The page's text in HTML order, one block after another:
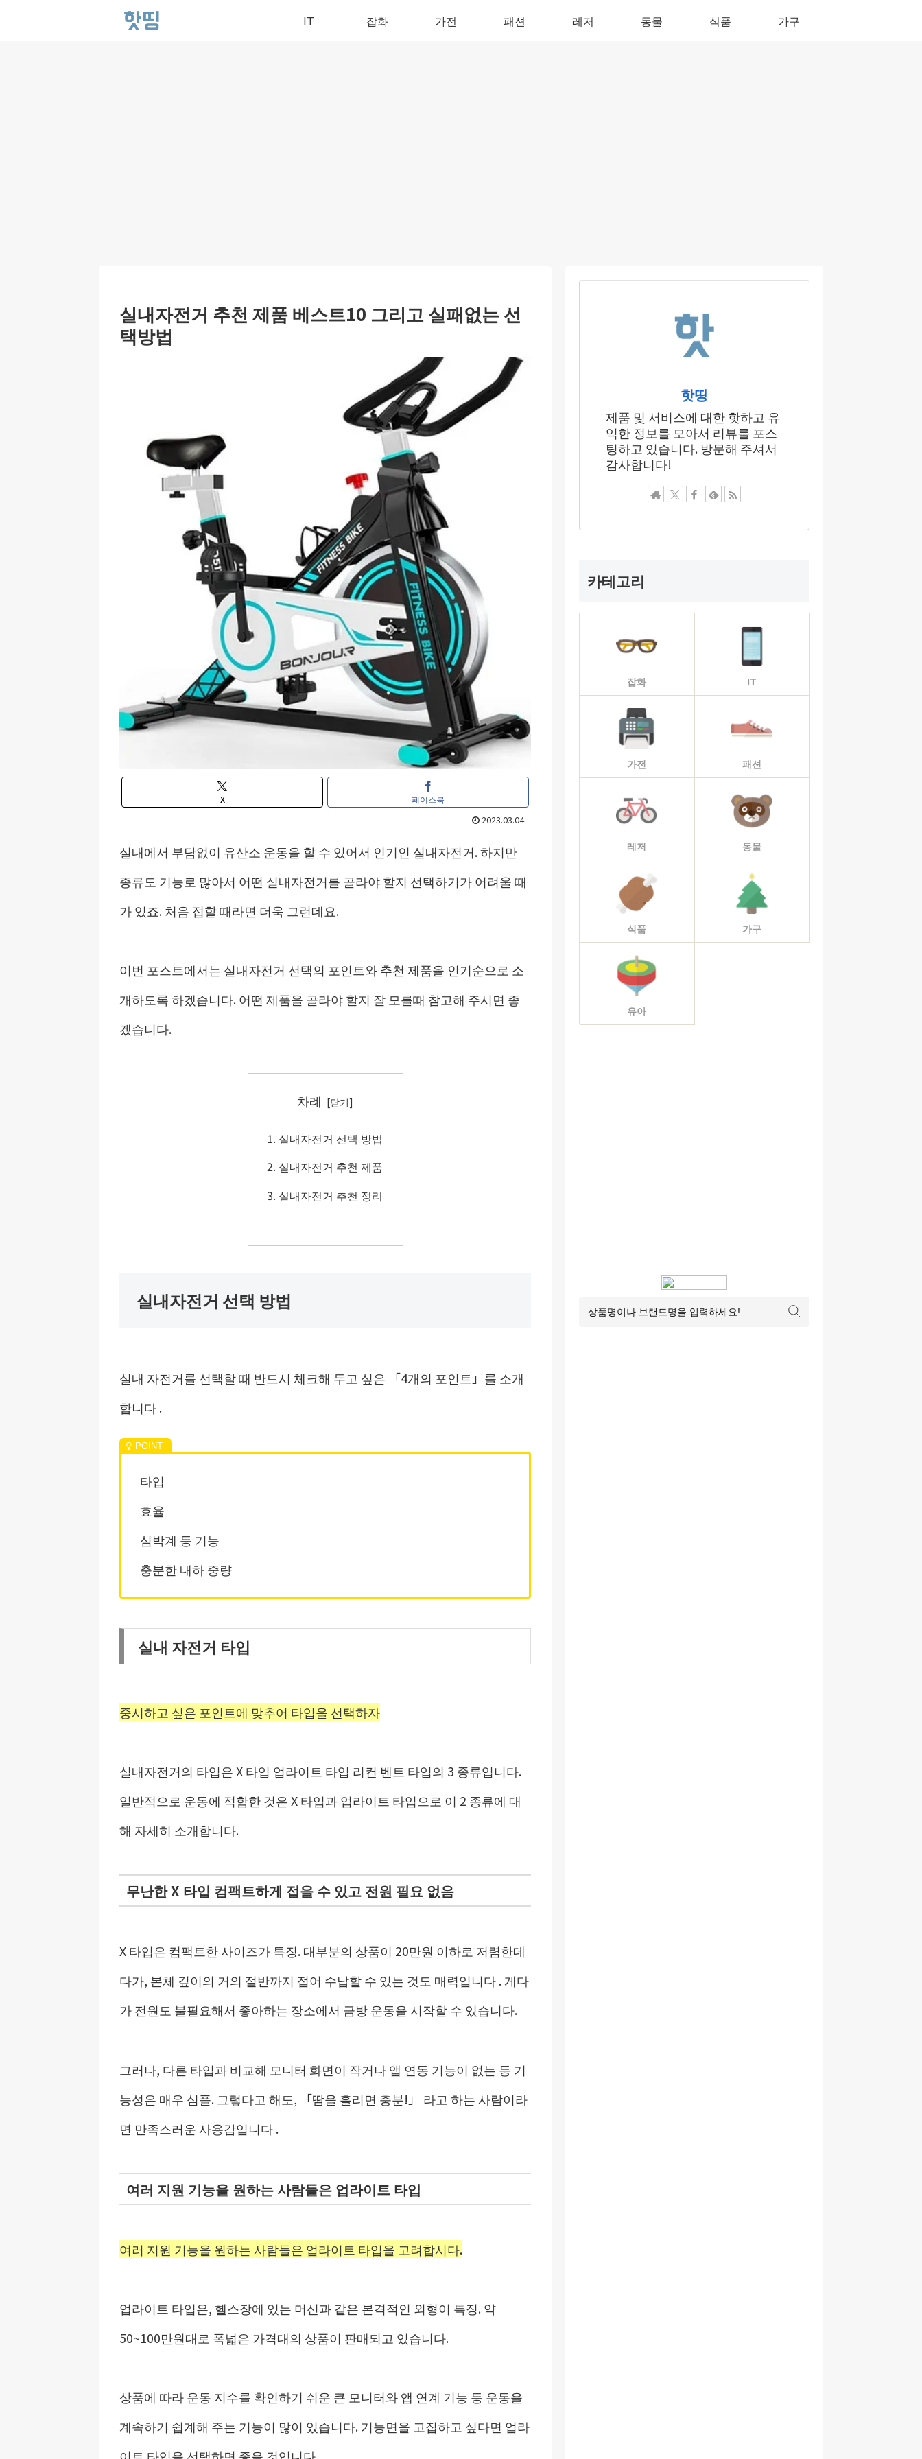
IT 잡화 가전 패션 레저 동물 식품 가구
실내자전거 추천 제품 베스트10 그리고 실패없는 선
택방법
X 페이스북
2023.03.04
실내에서 부담없이 유산소 운동을 할 수 있어서 인기인 실내자전거. 하지만
종류도 기능로 많아서 어떤 실내자전거를 골라야 할지 선택하기가 어려울 때
가 있죠. 처음 접할 때라면 더욱 그런데요.
이번 포스트에서는 실내자전거 선택의 포인트와 추천 제품을 인기순으로 소
개하도록 하겠습니다. 어떤 제품을 골라야 할지 잘 모를때 참고해 주시면 좋
겠습니다.
차례
실내자전거 선택 방법
실내자전거 추천 제품
실내자전거 추천 정리
실내자전거 선택 방법
실내 자전거를 선택할 때 반드시 체크해 두고 싶은 「4개의 포인트」를 소개
합니다 .
타입
효율
심박계 등 기능
충분한 내하 중량
실내 자전거 타입
중시하고 싶은 포인트에 맞추어 타입을 선택하자
실내자전거의 타입은 X 타입 업라이트 타입 리컨 벤트 타입의 3 종류입니다.
일반적으로 운동에 적합한 것은 X 타입과 업라이트 타입으로 이 2 종류에 대
해 자세히 소개합니다.
무난한 X 타입 컴팩트하게 접을 수 있고 전원 필요 없음
X 타입은 컴팩트한 사이즈가 특징. 대부분의 상품이 20만원 이하로 저렴한데
다가, 본체 깊이의 거의 절반까지 접어 수납할 수 있는 것도 매력입니다 . 게다
가 전원도 불필요해서 좋아하는 장소에서 금방 운동을 시작할 수 있습니다.
그러나, 다른 타입과 비교해 모니터 화면이 작거나 앱 연동 기능이 없는 등 기
능성은 매우 심플. 그렇다고 해도, 「땀을 흘리면 충분!」 라고 하는 사람이라
면 만족스러운 사용감입니다 .
여러 지원 기능을 원하는 사람들은 업라이트 타입
여러 지원 기능을 원하는 사람들은 업라이트 타입을 고려합시다.
업라이트 타입은, 헬스장에 있는 머신과 같은 본격적인 외형이 특징. 약
50~100만원대로 폭넓은 가격대의 상품이 판매되고 있습니다.
상품에 따라 운동 지수를 확인하기 쉬운 큰 모니터와 앱 연계 기능 등 운동을
계속하기 쉽계해 주는 기능이 많이 있습니다. 기능면을 고집하고 싶다면 업라
핫띵
제품 및 서비스에 대한 핫하고 유
익한 정보를 모아서 리뷰를 포스
팅하고 있습니다. 방문해 주셔서
감사합니다!
카테고리
잡화 IT
가전 패션
레저 동물
식품 가구
유아